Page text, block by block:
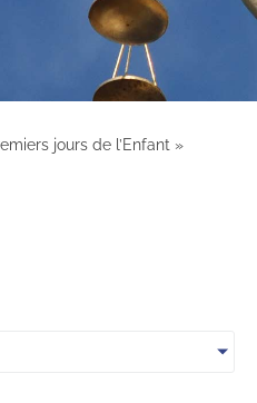
jours de l’Enfant »